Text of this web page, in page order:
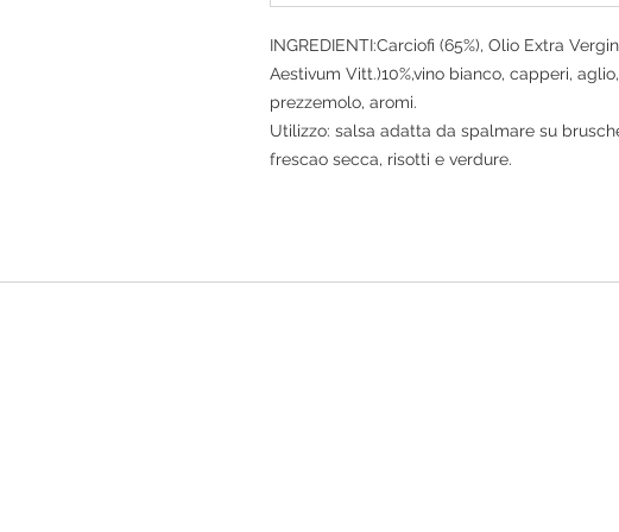
INGREDIENTI:Carciofi (65%), Olio Extra
Aestivum Vitt.)10%,vino bianco, capperi,
prezzemolo, aromi.
Utilizzo: salsa adatta da spalmare su
frescao secca, risotti e verdure.